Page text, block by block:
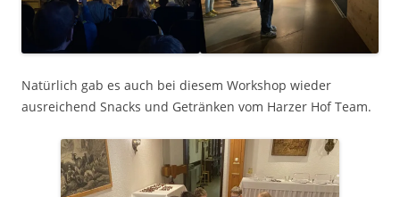
Natürlich gab es auch bei diesem Workshop wieder
ausreichend Snacks und Getränken vom Harzer Hof Team.